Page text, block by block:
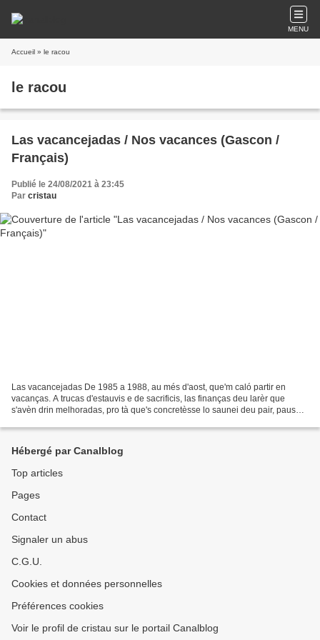
MENU
Accueil » le racou
le racou
Las vacancejadas / Nos vacances (Gascon /
Français)
Publié le 24/08/2021 à 23:45
Par cristau
Las vacancejadas De 1985 a 1988, au més d'aost, que'm caló partir en
vacanças. A trucas d'estauvis e de sacrificis, las finanças deu larèr que
s'avèn drin melhoradas, pro tà que's concretèsse lo saunei deu pair, pausà's
Hébergé par Canalblog
Top articles
Pages
Contact
Signaler un abus
C.G.U.
Cookies et données personnelles
Préférences cookies
Voir le profil de cristau sur le portail Canalblog